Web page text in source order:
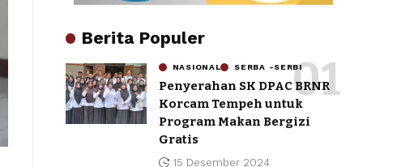
Berita Populer
NASIONAL SERBA -SERBI
Penyerahan SK DPAC BRNR
Korcam Tempeh untuk
Program Makan Bergizi
Gratis
15 Desember 2024